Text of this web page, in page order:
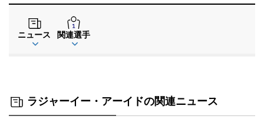
ニュース 関連選手
ラジャーイー・アーイドの関連ニュース